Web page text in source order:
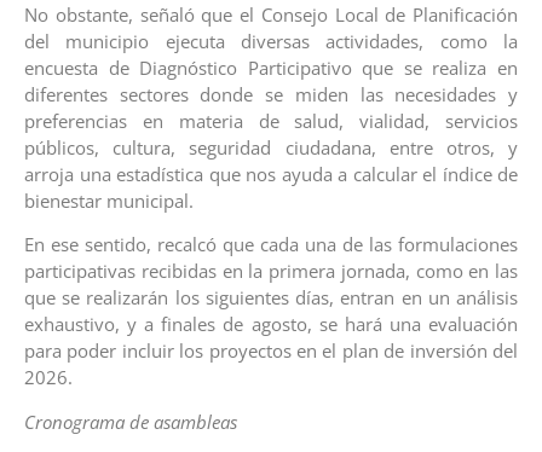
No obstante, señaló que el Consejo Local de Planificación
del municipio ejecuta diversas actividades, como la
encuesta de Diagnóstico Participativo que se realiza en
diferentes sectores donde se miden las necesidades y
preferencias en materia de salud, vialidad, servicios
públicos, cultura, seguridad ciudadana, entre otros, y
arroja una estadística que nos ayuda a calcular el índice de
bienestar municipal.
En ese sentido, recalcó que cada una de las formulaciones
participativas recibidas en la primera jornada, como en las
que se realizarán los siguientes días, entran en un análisis
exhaustivo, y a finales de agosto, se hará una evaluación
para poder incluir los proyectos en el plan de inversión del
2026.
Cronograma de asambleas